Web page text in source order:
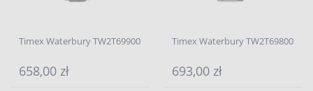
Timex Waterbury TW2T69900
658,00 zł
Timex Waterbury TW2T69800
693,00 zł